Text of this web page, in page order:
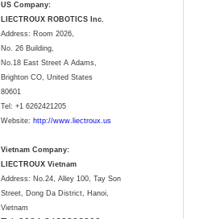
US Company:
LIECTROUX ROBOTICS Inc.
Address: Room 2026,
No. 26 Building,
No.18 East Street A Adams,
Brighton CO, United States
80601
Tel: +1 6262421205
Website: http://www.liectroux.us
Vietnam Company:
LIECTROUX Vietnam
Address: No.24, Alley 100, Tay Son
Street, Dong Da District, Hanoi,
Vietnam